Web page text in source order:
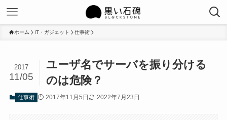
ホーム IT・ガジェット 仕事術
ユーザ名でサーバを振り分ける
のは危険？
2017
11/05
仕事術 2017年11月5日 2022年7月23日